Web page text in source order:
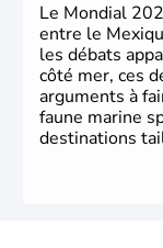
Le Mondial
entre le
les débats
côté mer, ces
arguments à
faune marine
destinations